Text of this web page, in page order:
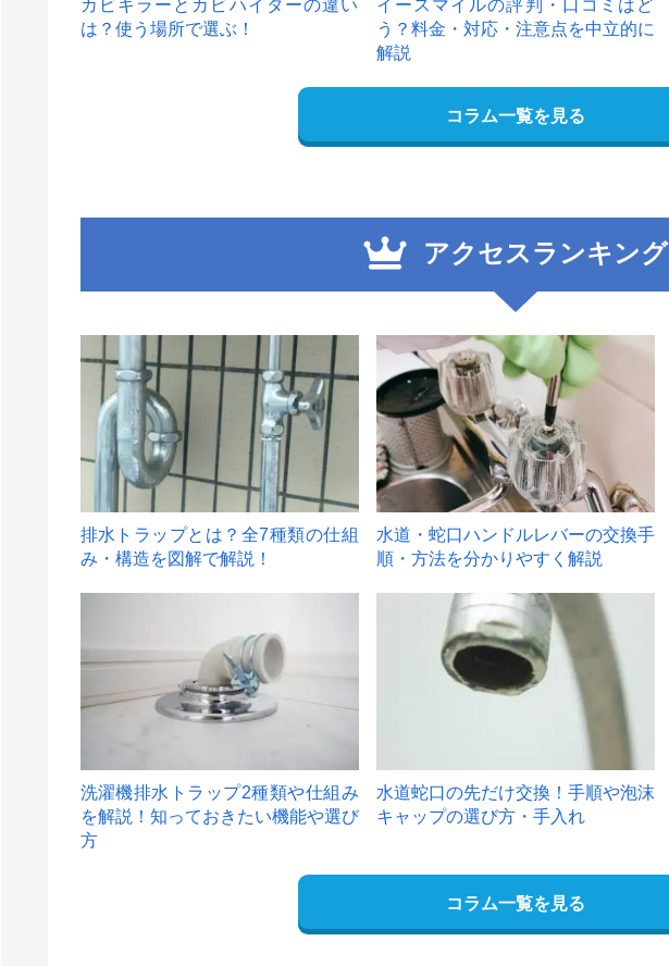
カビキラーとカビハイターの違い
は？使う場所で選ぶ！
イースマイルの評判・口コミはど
う？料金・対応・注意点を中立的に
解説
コラム一覧を見る
アクセスランキング
1
排水トラップとは？全7種類の仕組
み・構造を図解で解説！
2
水道・蛇口ハンドルレバーの交換手
順・方法を分かりやすく解説
洗濯機排水トラップ2種類や仕組み
を解説！知っておきたい機能や選び
方
水道蛇口の先だけ交換！手順や泡沫
キャップの選び方・手入れ
コラム一覧を見る